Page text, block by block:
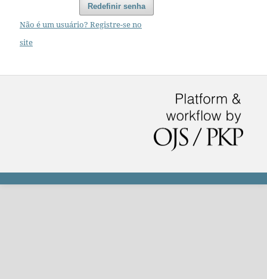
Redefinir senha
Não é um usuário? Registre-se no
site